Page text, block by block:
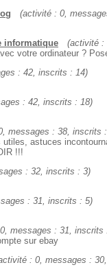
(activité : 0,
informatique
(activité :
votre ordinateur ?
: 42, inscrits : 14)
: 42, inscrits : 18)
messages : 38, inscrits
astuces
!!!
: 32, inscrits : 3)
: 31, inscrits : 5)
messages : 31, inscrits
sur ebay
: 0, messages :